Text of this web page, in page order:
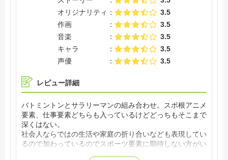
オリジナリティ
3.5
作画
3.5
音楽
3.5
キャラ
3.5
声優
3.5
レビュー詳細
バトミントンとサラリーマンの組み合わせ。スポ根アニメ
要素、仕事要素どちらも入っているけどどっちもそこまで
深くはない。
社会人ならではの生活や家庭の折り合いなども表現してい
るので加わっているのでスポーツ要素に期待しない方がい